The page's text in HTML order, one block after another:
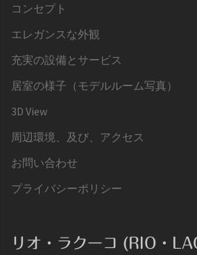
コンセプト
エレガンスな外観
充実の設備とサービス
居室の様子（モデルルーム写真）
3D View
周辺環境、及び、アクセス
お問い合わせ
プライバシーポリシー
リオ・ラクーコ (RIO・